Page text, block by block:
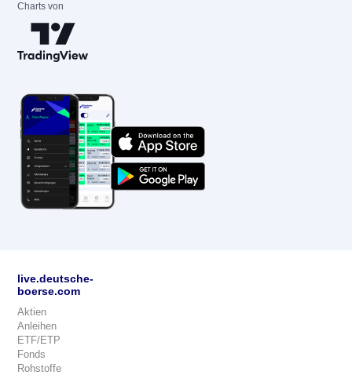
Charts von
live.deutsche-
boerse.com
Aktien
Anleihen
ETF/ETP
Fonds
Rohstoffe